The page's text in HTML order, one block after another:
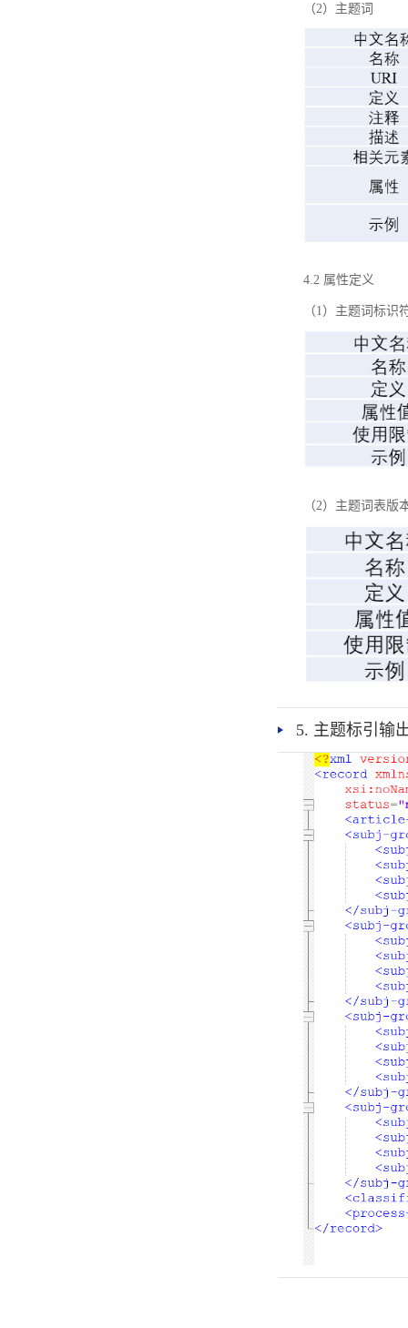
（2）主题词
4.2 属性定义
（1）主题词标识
（2）主题词表版
5. 主题标引输